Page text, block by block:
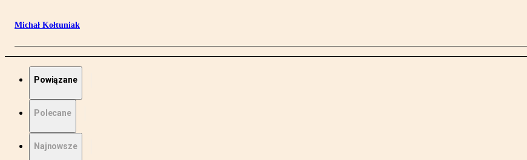
Michał Kołtuniak
Powiązane
Polecane
Najnowsze